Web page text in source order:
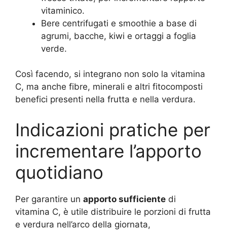
vitaminico.
Bere centrifugati e smoothie a base di
agrumi, bacche, kiwi e ortaggi a foglia
verde.
Così facendo, si integrano non solo la vitamina
C, ma anche fibre, minerali e altri fitocomposti
benefici presenti nella frutta e nella verdura.
Indicazioni pratiche per
incrementare l’apporto
quotidiano
Per garantire un apporto sufficiente di
vitamina C, è utile distribuire le porzioni di frutta
e verdura nell’arco della giornata,